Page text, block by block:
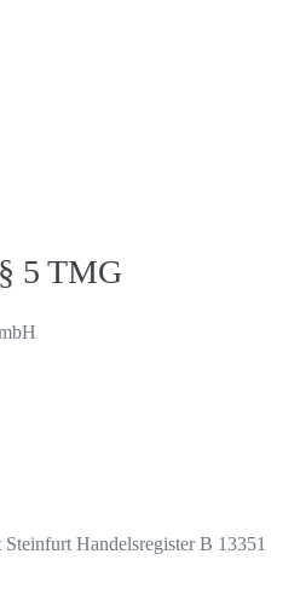
5 TMG
Handelsregister B 13351